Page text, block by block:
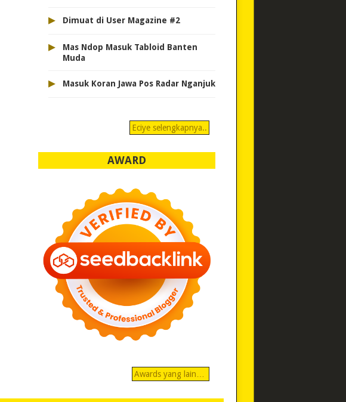
▸ Dimuat di User Magazine #2
▸
Mas Ndop Masuk Tabloid Banten
Muda
▸ Masuk Koran Jawa Pos Radar Nganjuk
Eciye selengkapnya..
AWARD
Awards yang lain…